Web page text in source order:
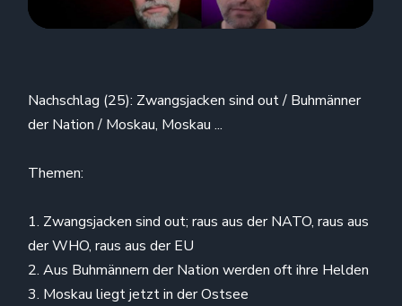
Nachschlag (25): Zwangsjacken sind out / Buhmänner
der Nation / Moskau, Moskau ...
Themen:
1. Zwangsjacken sind out; raus aus der NATO, raus aus
der WHO, raus aus der EU
2. Aus Buhmännern der Nation werden oft ihre Helden
3. Moskau liegt jetzt in der Ostsee